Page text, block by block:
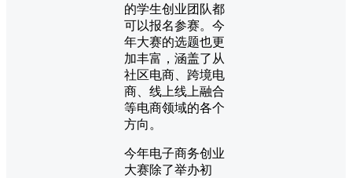
的学生创业团队都
可以报名参赛。今
年大赛的选题也更
加丰富，涵盖了从
社区电商、跨境电
商、线上线上融合
等电商领域的各个
方向。
今年电子商务创业
大赛除了举办初